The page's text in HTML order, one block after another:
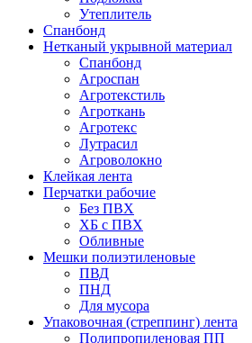
Утеплитель
Спанбонд
Нетканый укрывной материал
Спанбонд
Агроспан
Агротекстиль
Агроткань
Агротекс
Лутрасил
Агроволокно
Клейкая лента
Перчатки рабочие
Без ПВХ
ХБ с ПВХ
Обливные
Мешки полиэтиленовые
ПВД
ПНД
Для мусора
Упаковочная (стреппинг) лента
Полипропиленовая ПП